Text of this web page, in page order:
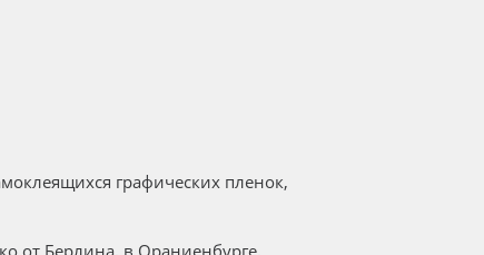
графических пленок,
от Берлина, в Ораниенбурге.